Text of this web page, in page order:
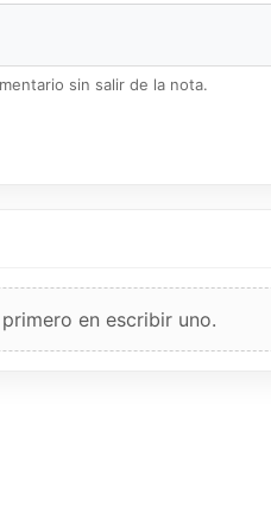
sin salir de la nota.
en escribir uno.